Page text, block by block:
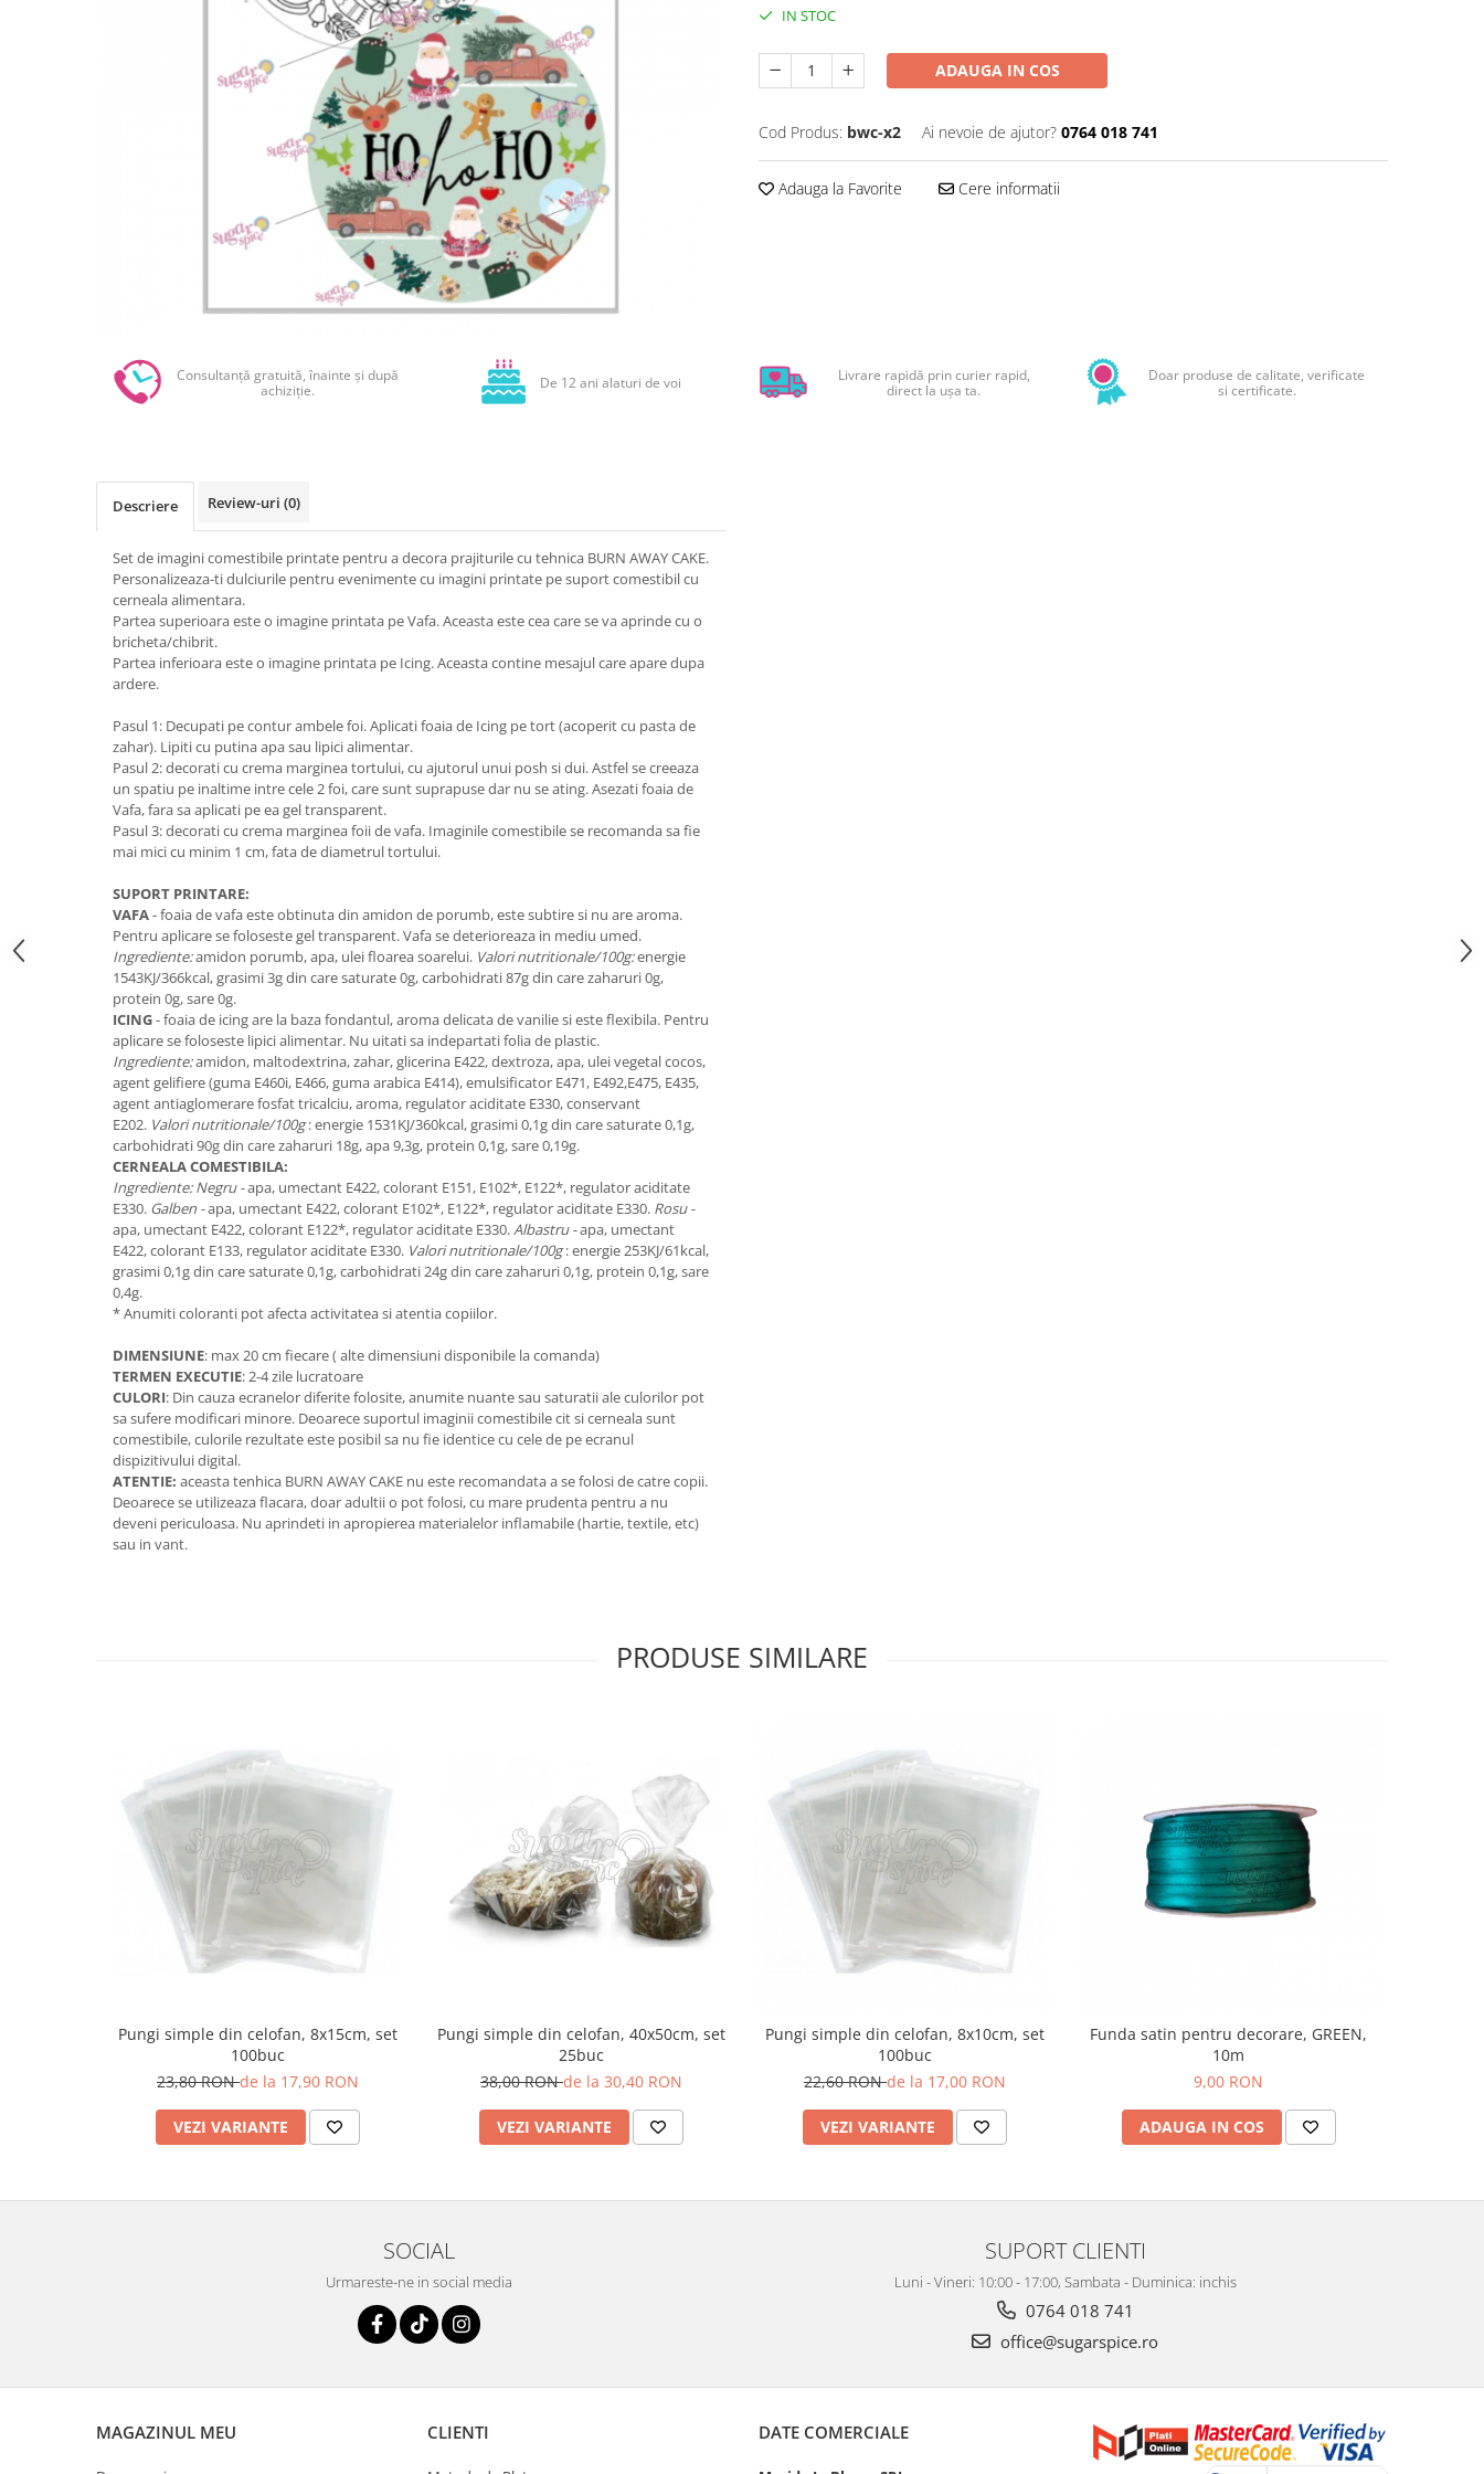
Candybar - Catering
Alte ambalaje
Decoratiuni din zahar
Decoratiuni din ciocolata
Printuri Comestibile
Flori Comestibile
RELAXARE & HOBBY
Role pentru colorat
Puzzele mecanic
PETRECERI & EVENIMENTE
Cutii marturii
Articole party
Toppere prajituri
DETERGENTI & CURATENIE
IN STOC
ADAUGA IN COS
Cod Produs: bwc-x2 Ai nevoie de ajutor? 0764 018 741
Adauga la Favorite Cere informatii
Consultanță gratuită, înainte și după
achiziție.
De 12 ani alaturi de voi
Livrare rapidă prin curier rapid,
direct la ușa ta.
Doar produse de calitate, verificate
si certificate.
Descriere Review-uri (0)
Set de imagini comestibile printate pentru a decora prajiturile cu tehnica BURN AWAY CAKE.
Personalizeaza-ti dulciurile pentru evenimente cu imagini printate pe suport comestibil cu
cerneala alimentara.
Partea superioara este o imagine printata pe Vafa. Aceasta este cea care se va aprinde cu o
bricheta/chibrit.
Partea inferioara este o imagine printata pe Icing. Aceasta contine mesajul care apare dupa
ardere.
Pasul 1: Decupati pe contur ambele foi. Aplicati foaia de Icing pe tort (acoperit cu pasta de
zahar). Lipiti cu putina apa sau lipici alimentar.
Pasul 2: decorati cu crema marginea tortului, cu ajutorul unui posh si dui. Astfel se creeaza
un spatiu pe inaltime intre cele 2 foi, care sunt suprapuse dar nu se ating. Asezati foaia de
Vafa, fara sa aplicati pe ea gel transparent.
Pasul 3: decorati cu crema marginea foii de vafa. Imaginile comestibile se recomanda sa fie
mai mici cu minim 1 cm, fata de diametrul tortului.
SUPORT PRINTARE:
VAFA- foaia de vafa este obtinuta din amidon de porumb, este subtire si nu are aroma.
Pentru aplicare se foloseste gel transparent. Vafa se deterioreaza in mediu umed.
Ingrediente:amidon porumb, apa, ulei floarea soarelui. Valori nutritionale/100g:energie
1543KJ/366kcal, grasimi 3g din care saturate 0g, carbohidrati 87g din care zaharuri 0g,
protein 0g, sare 0g.
ICING- foaia de icing are la baza fondantul, aroma delicata de vanilie si este flexibila. Pentru
aplicare se foloseste lipici alimentar. Nu uitati sa indepartati folia de plastic.
Ingrediente:amidon, maltodextrina, zahar, glicerina E422, dextroza, apa, ulei vegetal cocos,
agent gelifiere (guma E460i, E466, guma arabica E414), emulsificator E471, E492,E475, E435,
agent antiaglomerare fosfat tricalciu, aroma, regulator aciditate E330, conservant
E202. Valori nutritionale/100g: energie 1531KJ/360kcal, grasimi 0,1g din care saturate 0,1g,
carbohidrati 90g din care zaharuri 18g, apa 9,3g, protein 0,1g, sare 0,19g.
CERNEALA COMESTIBILA:
Ingrediente: Negru -apa, umectant E422, colorant E151, E102*, E122*, regulator aciditate
E330. Galben -apa, umectant E422, colorant E102*, E122*, regulator aciditate E330. Rosu -
apa, umectant E422, colorant E122*, regulator aciditate E330.Albastru -apa, umectant
E422, colorant E133, regulator aciditate E330. Valori nutritionale/100g: energie 253KJ/61kcal,
grasimi 0,1g din care saturate 0,1g, carbohidrati 24g din care zaharuri 0,1g, protein 0,1g, sare
0,4g.
* Anumiti coloranti pot afecta activitatea si atentia copiilor.
DIMENSIUNE: max 20 cm fiecare ( alte dimensiuni disponibile la comanda)
TERMEN EXECUTIE: 2-4 zile lucratoare
CULORI: Din cauza ecranelor diferite folosite, anumite nuante sau saturatii ale culorilor pot
sa sufere modificari minore. Deoarece suportul imaginii comestibile cit si cerneala sunt
comestibile, culorile rezultate este posibil sa nu fie identice cu cele de pe ecranul
dispizitivului digital.
ATENTIE: aceasta tenhica BURN AWAY CAKE nu este recomandata a se folosi de catre copii.
Deoarece se utilizeaza flacara, doar adultii o pot folosi, cu mare prudenta pentru a nu
deveni periculoasa. Nu aprindeti in apropierea materialelor inflamabile (hartie, textile, etc)
sau in vant.
PRODUSE SIMILARE
Pungi simple din celofan, 8x15cm, set
100buc
23,80 RONde la 17,90 RON
VEZI VARIANTE
Pungi simple din celofan, 40x50cm, set
25buc
38,00 RONde la 30,40 RON
VEZI VARIANTE
Pungi simple din celofan, 8x10cm, set
100buc
22,60 RONde la 17,00 RON
VEZI VARIANTE
Funda satin pentru decorare, GREEN,
10m
9,00 RON
ADAUGA IN COS
SOCIAL
Urmareste-ne in social media
SUPORT CLIENTI
Luni - Vineri: 10:00 - 17:00, Sambata - Duminica: inchis
0764 018 741
office@sugarspice.ro
MAGAZINUL MEU CLIENTI DATE COMERCIALE